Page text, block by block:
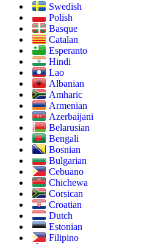
Swedish
Polish
Basque
Catalan
Esperanto
Hindi
Lao
Albanian
Amharic
Armenian
Azerbaijani
Belarusian
Bengali
Bosnian
Bulgarian
Cebuano
Chichewa
Corsican
Croatian
Dutch
Estonian
Filipino